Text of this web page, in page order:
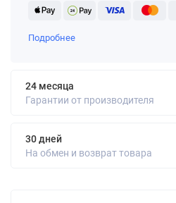
Подробнее
24 месяца
Гарантии от производителя
30 дней
На обмен и возврат товара